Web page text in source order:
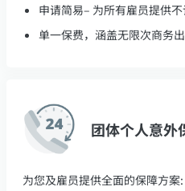
申请简易– 为所有雇员提供
单一保费，涵盖无限次商务
团体个人意外
为您及雇员提供全面的保障方案: